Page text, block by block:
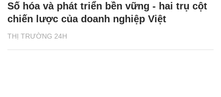
THỊ TRƯỜNG 24H
Số hóa và phát triển bền vững - hai trụ cột
chiến lược của doanh nghiệp Việt